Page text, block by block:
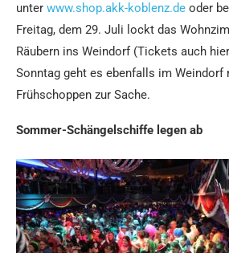
unter www.shop.akk-koblenz.de oder
Freitag, dem 29. Juli lockt das
Räubern ins Weindorf (Tickets auch
Sonntag geht es ebenfalls im Weindorf
Frühschoppen zur Sache.
Sommer-Schängelschiffe legen ab